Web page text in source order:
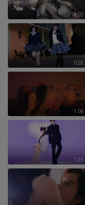
4:02
0:28
1:06
1:35